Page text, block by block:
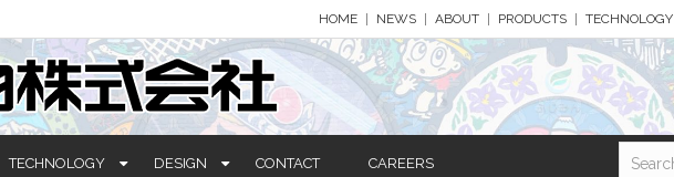
HOME NEWS ABOUT PRODUCTS TECHNOLOGY
TECHNOLOGY DESIGN CONTACT CAREERS